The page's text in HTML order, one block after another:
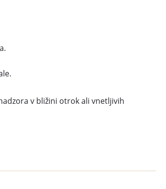
v bližini otrok ali vnetljivih